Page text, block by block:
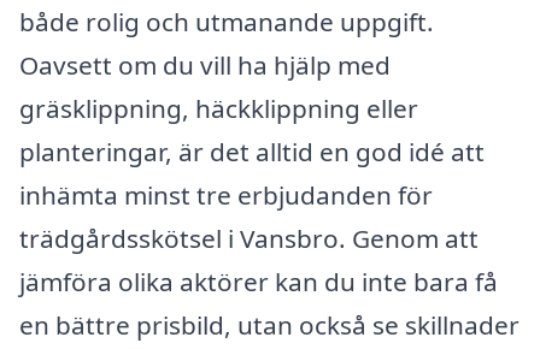
både rolig och utmanande uppgift.
Oavsett om du vill ha hjälp med
gräsklippning, häckklippning eller
planteringar, är det alltid en god idé att
inhämta minst tre erbjudanden för
trädgårdsskötsel i Vansbro. Genom att
jämföra olika aktörer kan du inte bara få
en bättre prisbild, utan också se skillnader